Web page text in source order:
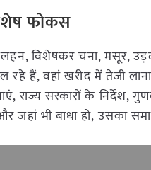
फोकस
विशेषकर चना,
हैं, वहां खरीद में तेजी लाना
राज्य सरकारों के
जहां भी बाधा हो, उसका